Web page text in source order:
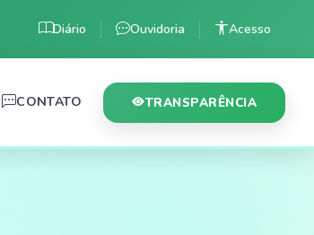
Diário Ouvidoria Acesso
CONTATO TRANSPARÊNCIA